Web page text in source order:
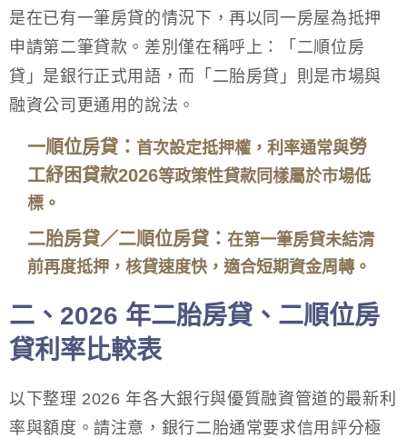
是在已有一筆房貸的情況下，再以同一房屋為抵押
申請第二筆貸款。差別僅在稱呼上：「二順位房
貸」是銀行正式用語，而「二胎房貸」則是市場與
融資公司更通用的說法。
一順位房貸： 首次設定抵押權，利率通常與勞
工紓困貸款2026等政策性貸款同樣屬於市場低
標。
二胎房貸／二順位房貸： 在第一筆房貸未結清
前再度抵押，核貸速度快，適合短期資金周轉。
二、2026 年二胎房貸、二順位房
貸利率比較表
以下整理 2026 年各大銀行與優質融資管道的最新利
率與額度。請注意，銀行二胎通常要求信用評分極